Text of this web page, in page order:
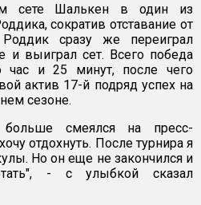
сете Шалькен в один из
сократив отставание от
сразу же переиграл
и выиграл сет. Всего победа
час и 25 минут, после чего
актив 17-й подряд успех на
сезоне.
смеялся на пресс-
отдохнуть. После турнира я
Но он еще не закончился и
- с улыбкой сказал